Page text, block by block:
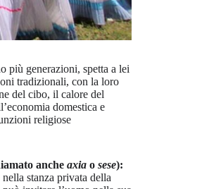
più generazioni, spetta a lei
tradizionali, con la loro
del cibo, il calore del
domestica e
religiose
anche axia o sese):
stanza privata della